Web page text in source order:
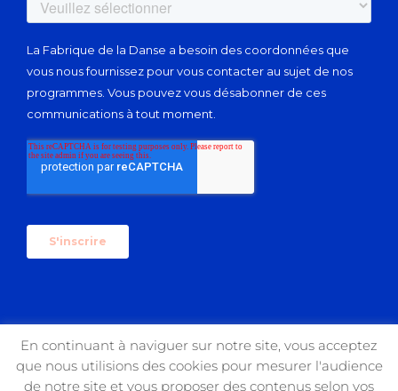
En continuant à naviguer sur notre site, vous acceptez
que nous utilisions des cookies pour mesurer l'audience
de notre site et vous proposer des contenus selon vos